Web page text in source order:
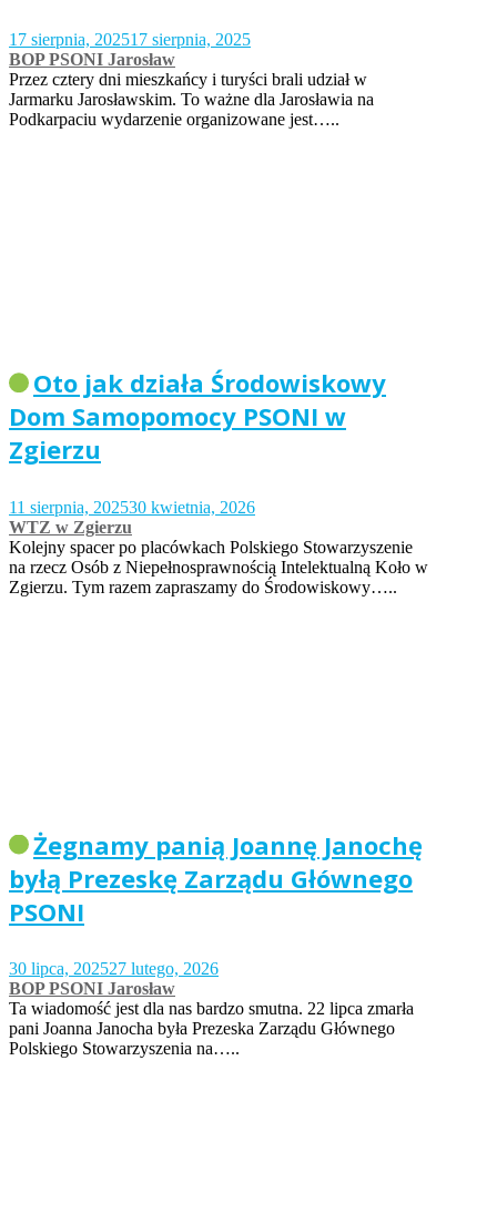
17 sierpnia, 202517 sierpnia, 2025
BOP PSONI Jarosław
Przez cztery dni mieszkańcy i turyści brali udział w
Jarmarku Jarosławskim. To ważne dla Jarosławia na
Podkarpaciu wydarzenie organizowane jest…..
Oto jak działa Środowiskowy
Dom Samopomocy PSONI w
Zgierzu
11 sierpnia, 202530 kwietnia, 2026
WTZ w Zgierzu
Kolejny spacer po placówkach Polskiego Stowarzyszenie
na rzecz Osób z Niepełnosprawnością Intelektualną Koło w
Zgierzu. Tym razem zapraszamy do Środowiskowy…..
Żegnamy panią Joannę Janochę
byłą Prezeskę Zarządu Głównego
PSONI
30 lipca, 202527 lutego, 2026
BOP PSONI Jarosław
Ta wiadomość jest dla nas bardzo smutna. 22 lipca zmarła
pani Joanna Janocha była Prezeska Zarządu Głównego
Polskiego Stowarzyszenia na…..